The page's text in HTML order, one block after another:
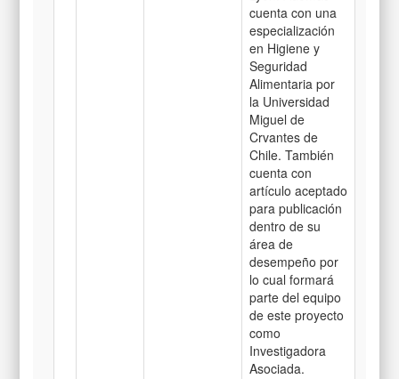
cuenta con una
especialización
en Higiene y
Seguridad
Alimentaria por
la Universidad
Miguel de
Crvantes de
Chile. También
cuenta con
artículo aceptado
para publicación
dentro de su
área de
desempeño por
lo cual formará
parte del equipo
de este proyecto
como
Investigadora
Asociada.